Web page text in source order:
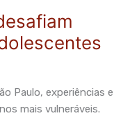
Paulo, experiências e
mais vulneráveis.